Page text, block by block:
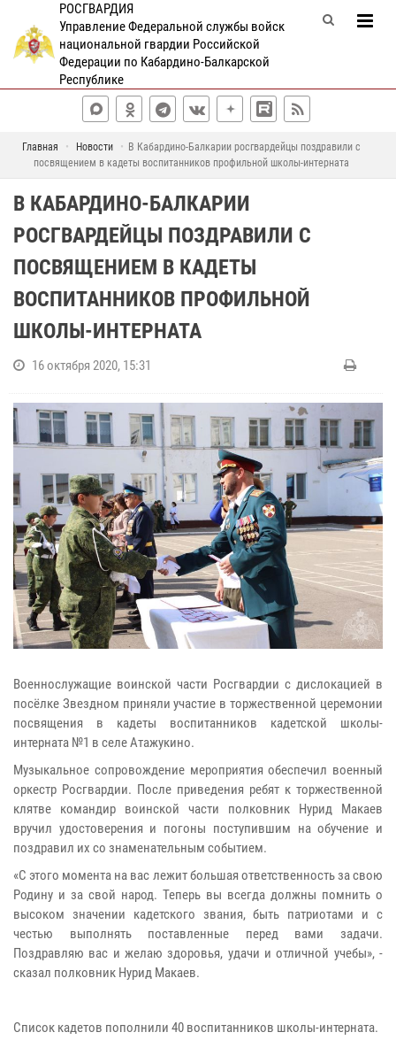
РОСГВАРДИЯ
Управление Федеральной службы войск
национальной гвардии Российской
Федерации по Кабардино-Балкарской
Республике
Главная Новости
В Кабардино-Балкарии росгвардейцы поздравили с
посвящением в кадеты воспитанников профильной школы-интерната
В КАБАРДИНО-БАЛКАРИИ
РОСГВАРДЕЙЦЫ ПОЗДРАВИЛИ С
ПОСВЯЩЕНИЕМ В КАДЕТЫ
ВОСПИТАННИКОВ ПРОФИЛЬНОЙ
ШКОЛЫ-ИНТЕРНАТА
16 октября 2020, 15:31
Военнослужащие воинской части Росгвардии с дислокацией в
посёлке Звездном приняли участие в торжественной церемонии
посвящения в кадеты воспитанников кадетской школы-
интерната №1 в селе Атажукино.
Музыкальное сопровождение мероприятия обеспечил военный
оркестр Росгвардии. После приведения ребят к торжественной
клятве командир воинской части полковник Нурид Макаев
вручил удостоверения и погоны поступившим на обучение и
поздравил их со знаменательным событием.
«С этого момента на вас лежит большая ответственность за свою
Родину и за свой народ. Теперь вы всегда должны помнить о
высоком значении кадетского звания, быть патриотами и с
честью выполнять поставленные перед вами задачи.
Поздравляю вас и желаю здоровья, удачи и отличной учебы», -
сказал полковник Нурид Макаев.
Список кадетов пополнили 40 воспитанников школы-интерната.